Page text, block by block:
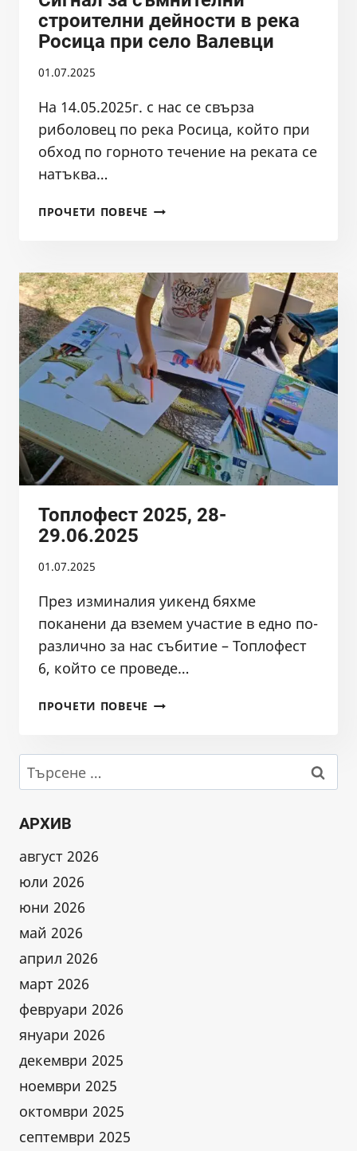
строителни дейности в река
Росица при село Валевци
01.07.2025
На 14.05.2025г. с нас се свърза
риболовец по река Росица, който при
обход по горното течение на реката се
натъква…
ПРОЧЕТИ ПОВЕЧЕ СИГНАЛ
ДЕЙНОСТИ
В
РЕКА
РОСИЦА
ПРИ
СЕЛО
ВАЛЕВЦИ
Топлофест 2025, 28-
29.06.2025
01.07.2025
През изминалия уикенд бяхме
поканени да вземем участие в едно по-
различно за нас събитие – Топлофест
6, който се проведе…
ПРОЧЕТИ ПОВЕЧЕ ТОПЛОФЕСТ
29.06.2025
Търсене
за:
АРХИВ
август 2026
юли 2026
юни 2026
май 2026
април 2026
март 2026
февруари 2026
януари 2026
декември 2025
ноември 2025
октомври 2025
септември 2025